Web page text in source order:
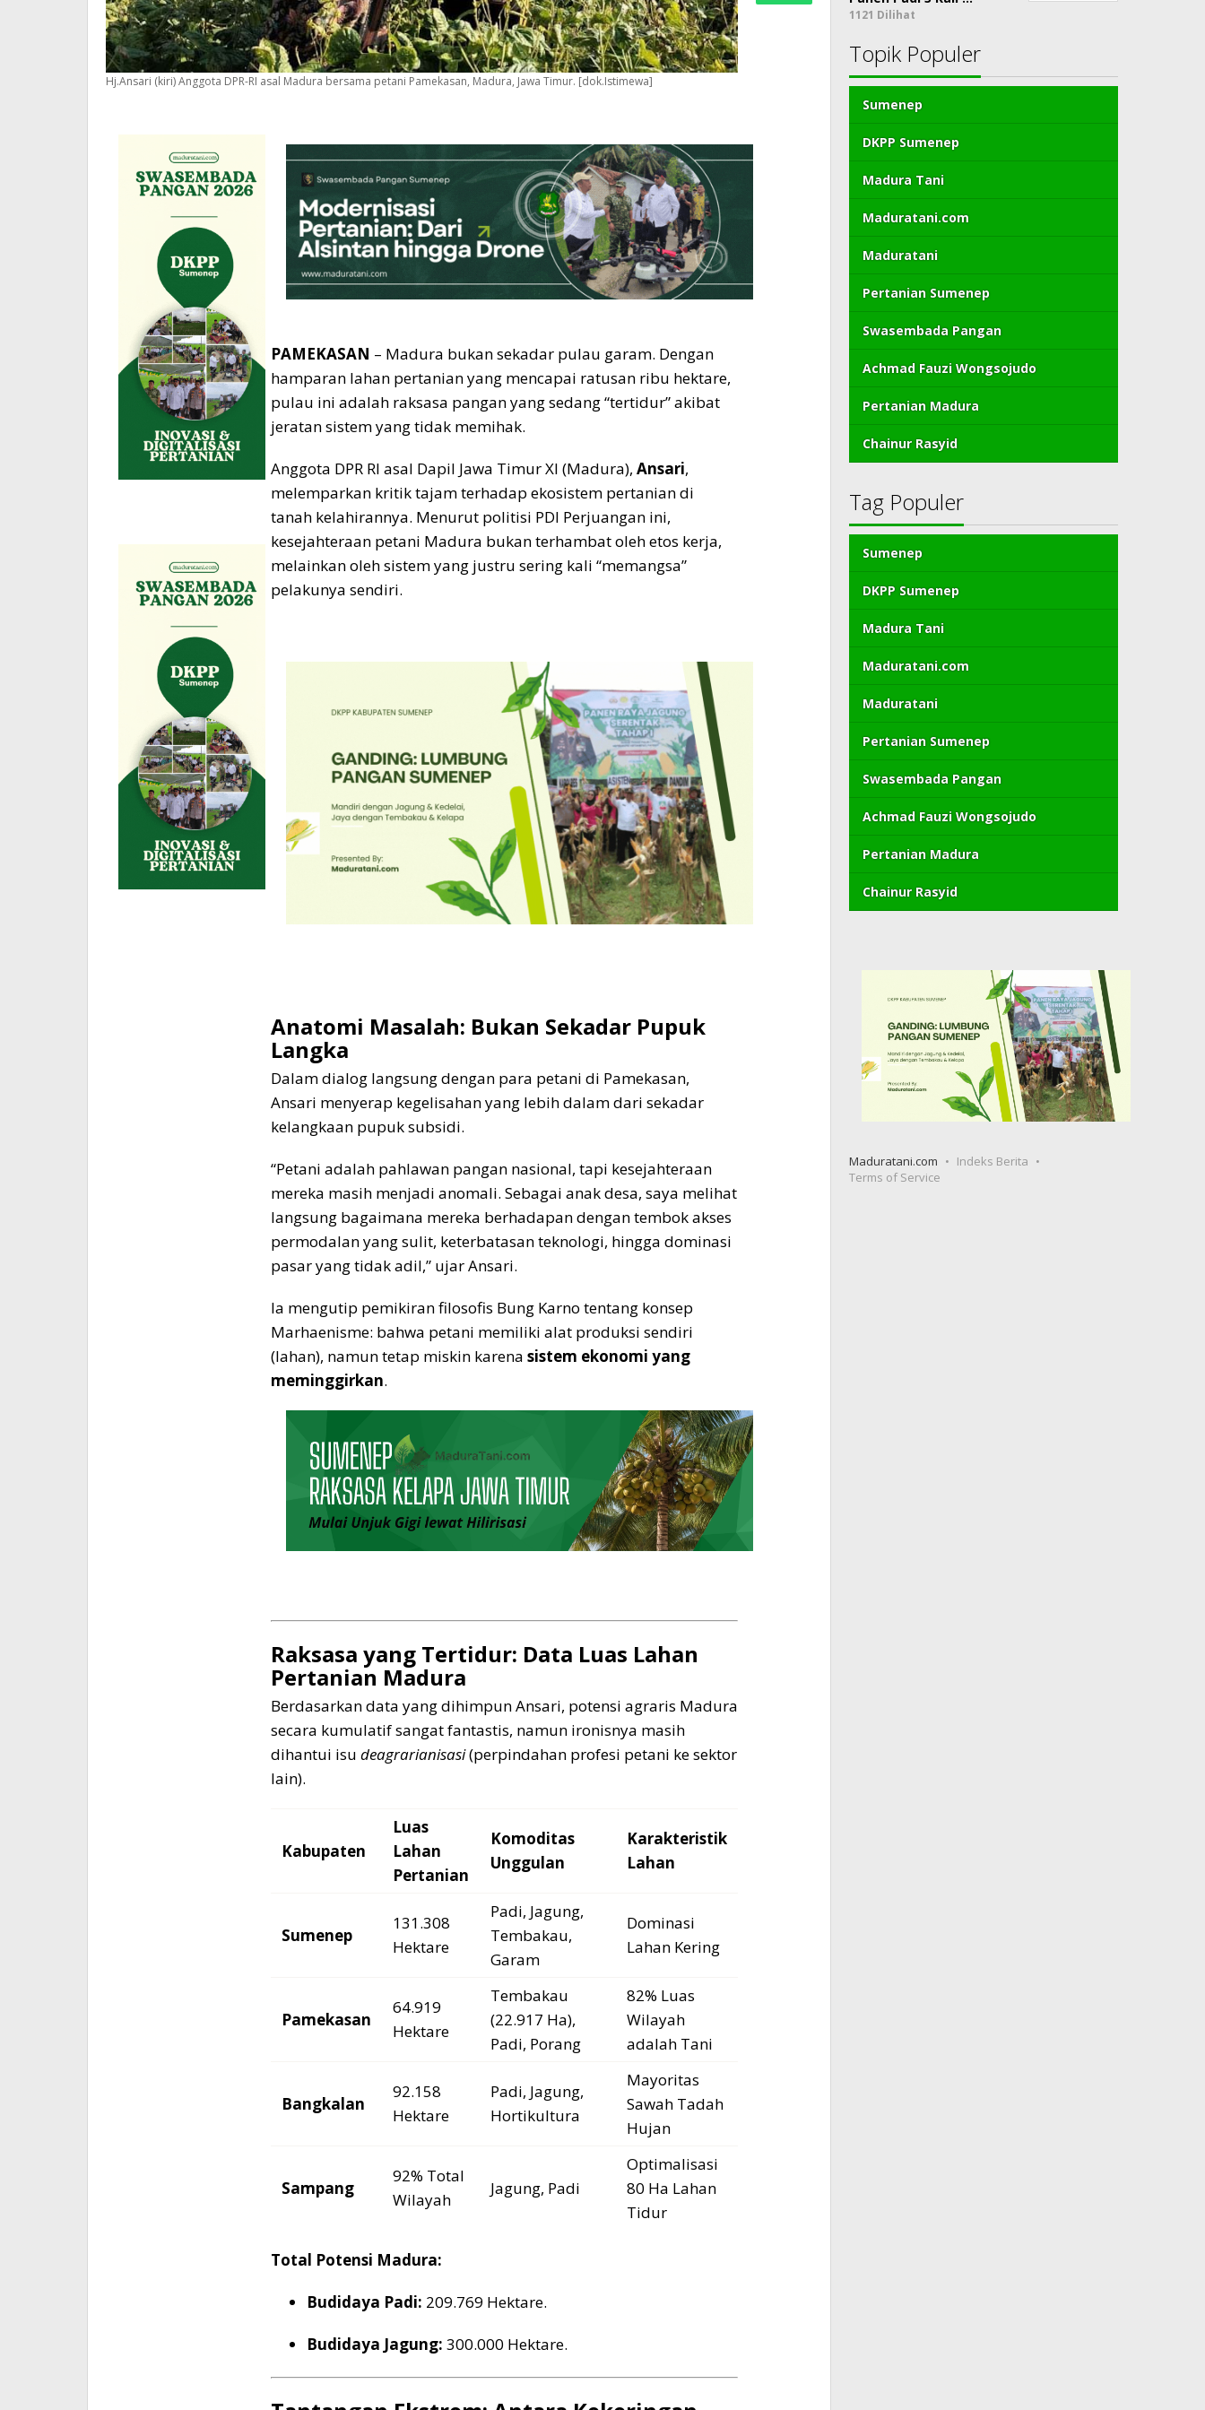
Hj.Ansari (kiri) Anggota DPR-RI asal Madura bersama petani Pamekasan, Madura, Jawa Timur. [dok.Istimewa]
PAMEKASAN – Madura bukan sekadar pulau garam. Dengan
hamparan lahan pertanian yang mencapai ratusan ribu hektare,
pulau ini adalah raksasa pangan yang sedang “tertidur” akibat
jeratan sistem yang tidak memihak.
Anggota DPR RI asal Dapil Jawa Timur XI (Madura), Ansari,
melemparkan kritik tajam terhadap ekosistem pertanian di
tanah kelahirannya. Menurut politisi PDI Perjuangan ini,
kesejahteraan petani Madura bukan terhambat oleh etos kerja,
melainkan oleh sistem yang justru sering kali “memangsa”
pelakunya sendiri.
Anatomi Masalah: Bukan Sekadar Pupuk
Langka
Dalam dialog langsung dengan para petani di Pamekasan,
Ansari menyerap kegelisahan yang lebih dalam dari sekadar
kelangkaan pupuk subsidi.
“Petani adalah pahlawan pangan nasional, tapi kesejahteraan
mereka masih menjadi anomali. Sebagai anak desa, saya melihat
langsung bagaimana mereka berhadapan dengan tembok akses
permodalan yang sulit, keterbatasan teknologi, hingga dominasi
pasar yang tidak adil,” ujar Ansari.
Ia mengutip pemikiran filosofis Bung Karno tentang konsep
Marhaenisme: bahwa petani memiliki alat produksi sendiri
(lahan), namun tetap miskin karena sistem ekonomi yang
meminggirkan.
Raksasa yang Tertidur: Data Luas Lahan
Pertanian Madura
Berdasarkan data yang dihimpun Ansari, potensi agraris Madura
secara kumulatif sangat fantastis, namun ironisnya masih
dihantui isu deagrarianisasi(perpindahan profesi petani ke sektor
lain).
Kabupaten
Luas
Lahan
Pertanian
Komoditas
Unggulan
Karakteristik
Lahan
Sumenep
131.308
Hektare
Padi, Jagung,
Tembakau,
Garam
Dominasi
Lahan Kering
Pamekasan
64.919
Hektare
Tembakau
(22.917 Ha),
Padi, Porang
82% Luas
Wilayah
adalah Tani
Bangkalan
92.158
Hektare
Padi, Jagung,
Hortikultura
Mayoritas
Sawah Tadah
Hujan
Sampang
92% Total
Wilayah
Jagung, Padi
Optimalisasi
80 Ha Lahan
Tidur
Total Potensi Madura:
Budidaya Padi: 209.769 Hektare.
Budidaya Jagung: 300.000 Hektare.
1121 Dilihat
Topik Populer
Sumenep
DKPP Sumenep
Madura Tani
Maduratani.com
Maduratani
Pertanian Sumenep
Swasembada Pangan
Achmad Fauzi Wongsojudo
Pertanian Madura
Chainur Rasyid
Tag Populer
Sumenep
DKPP Sumenep
Madura Tani
Maduratani.com
Maduratani
Pertanian Sumenep
Swasembada Pangan
Achmad Fauzi Wongsojudo
Pertanian Madura
Chainur Rasyid
Maduratani.com
Indeks Berita
Terms of Service